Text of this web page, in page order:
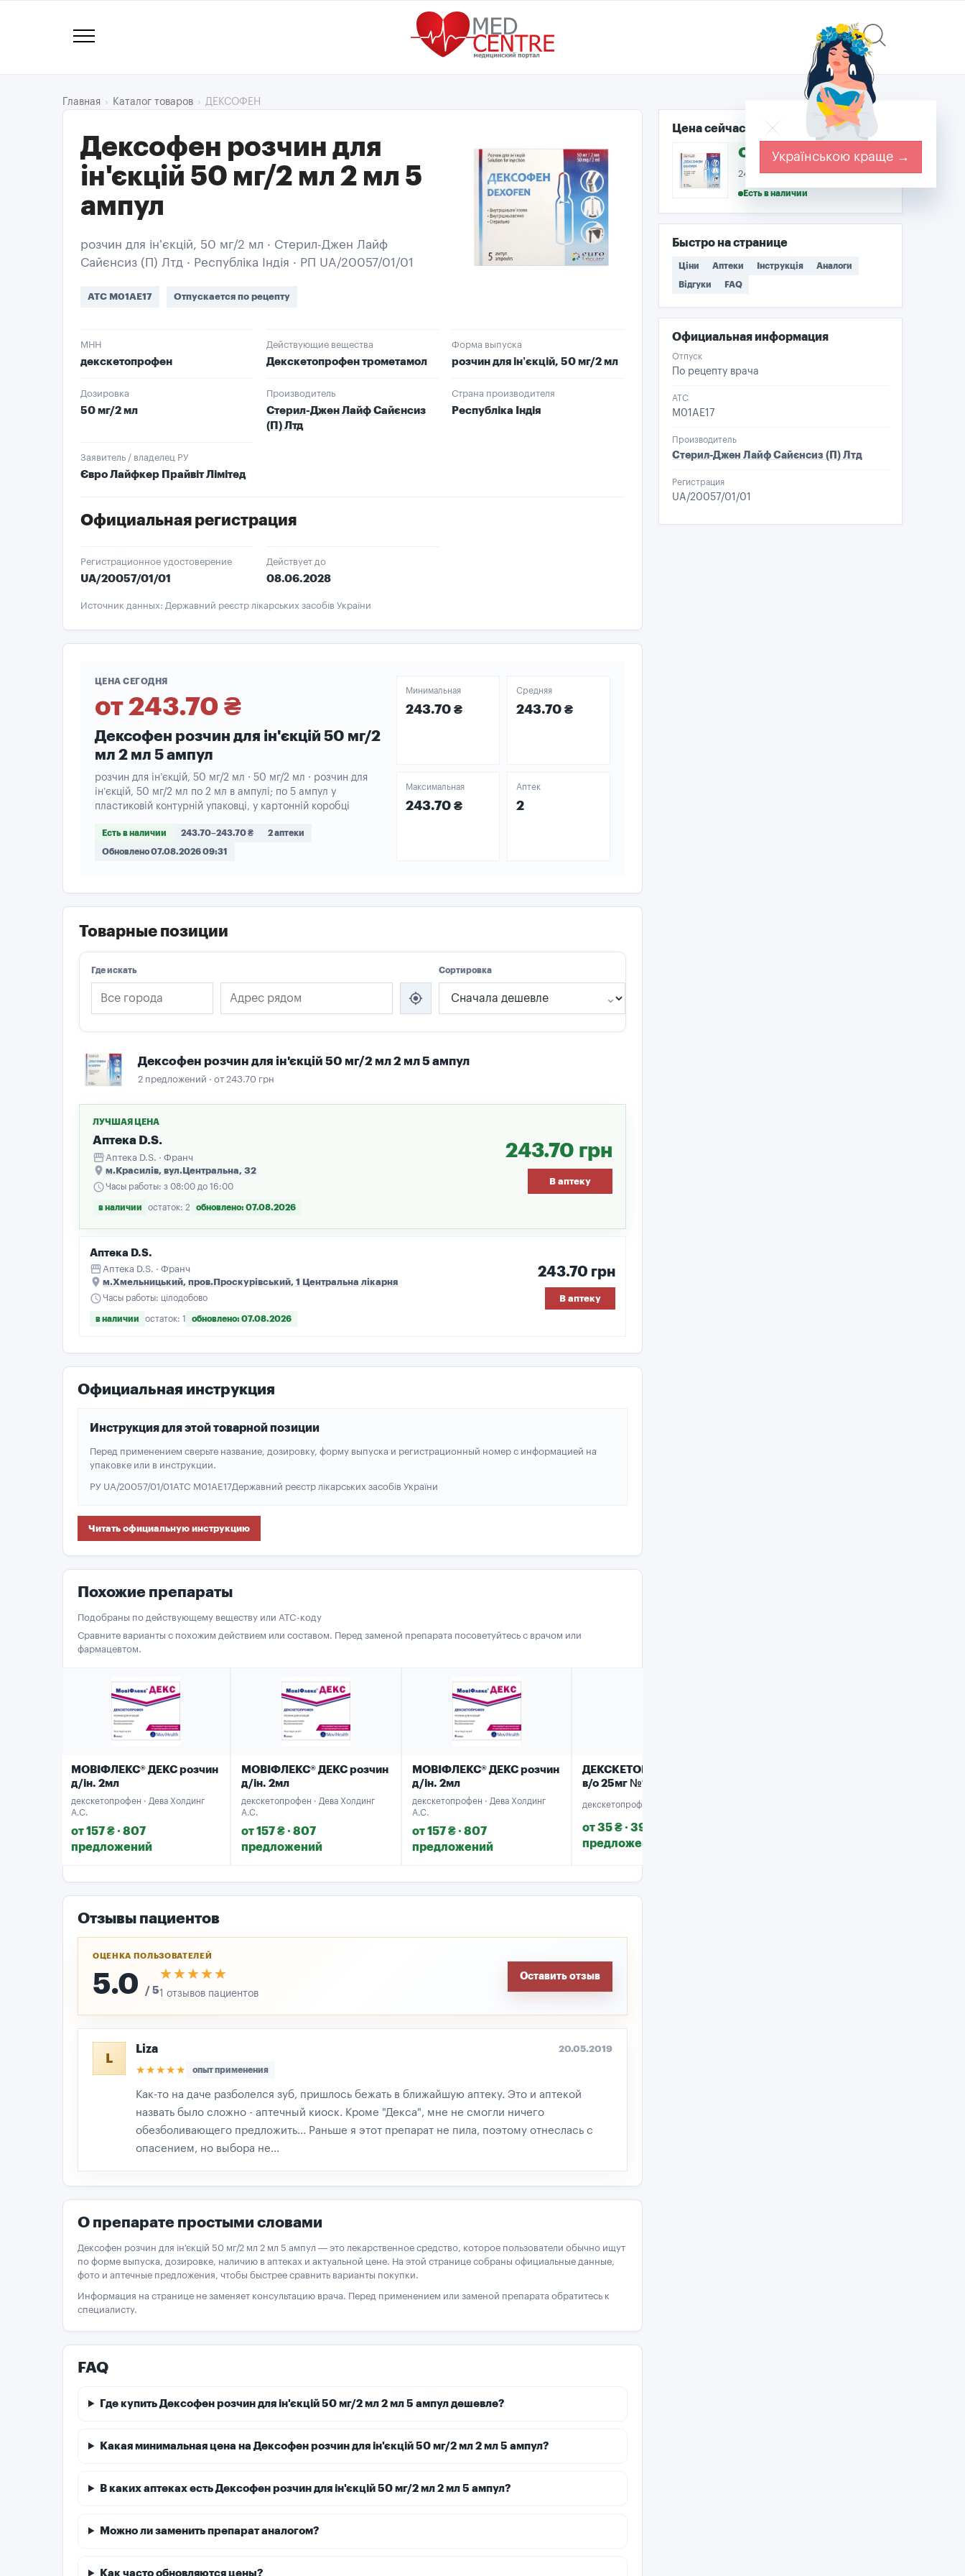
Главная Каталог товаров ДЕКСОФЕН
Дексофен розчин для
ін'єкцій 50 мг/2 мл 2 мл 5
ампул
розчин для ін’єкцій, 50 мг/2 мл · Стерил-Джен Лайф
Сайєнсиз (П) Лтд · Республіка Індія · РП UA/20057/01/01
ATC M01AE17 Отпускается по рецепту
МНН
декскетопрофен
Действующие вещества
Декскетопрофен трометамол
Форма выпуска
розчин для ін’єкцій, 50 мг/2 мл
Дозировка
50 мг/2 мл
Производитель
Стерил-Джен Лайф Сайєнсиз
(П) Лтд
Страна производителя
Республіка Індія
Заявитель / владелец РУ
Євро Лайфкер Прайвіт Лімітед
Официальная регистрация
Регистрационное удостоверение
UA/20057/01/01
Действует до
08.06.2028
Источник данных: Державний реєстр лікарських засобів України
ЦЕНА СЕГОДНЯ
от 243.70 ₴
Дексофен розчин для ін'єкцій 50 мг/2
мл 2 мл 5 ампул
розчин для ін’єкцій, 50 мг/2 мл · 50 мг/2 мл · розчин для
ін’єкцій, 50 мг/2 мл по 2 мл в ампулі; по 5 ампул у
пластиковій контурній упаковці, у картонній коробці
Есть в наличии 243.70–243.70 ₴ 2 аптеки
Обновлено 07.08.2026 09:31
Минимальная
243.70 ₴
Средняя
243.70 ₴
Максимальная
243.70 ₴
Аптек
2
Товарные позиции
Где искать Сортировка
my_location
Дексофен розчин для ін'єкцій 50 мг/2 мл 2 мл 5 ампул
2 предложений · от 243.70 грн
ЛУЧШАЯ ЦЕНА
Аптека D.S.
storefront Аптека D.S. · Франч
place м.Красилів, вул.Центральна, 32
scheduleЧасы работы: з 08:00 до 16:00
в наличии остаток: 2 обновлено: 07.08.2026
243.70 грн
В аптеку
Аптека D.S.
storefront Аптека D.S. · Франч
place м.Хмельницький, пров.Проскурівський, 1 Центральна лікарня
scheduleЧасы работы: цілодобово
в наличии остаток: 1 обновлено: 07.08.2026
243.70 грн
В аптеку
Официальная инструкция
Инструкция для этой товарной позиции
Перед применением сверьте название, дозировку, форму выпуска и регистрационный номер с информацией на
упаковке или в инструкции.
РУ UA/20057/01/01ATC M01AE17Державний реєстр лікарських засобів України
Читать официальную инструкцию
Похожие препараты
Подобраны по действующему веществу или ATC-коду
Сравните варианты с похожим действием или составом. Перед заменой препарата посоветуйтесь с врачом или
фармацевтом.
МОВІФЛЕКС® ДЕКС розчин
д/ін. 2мл
декскетопрофен · Дева Холдинг
А.С.
от 157 ₴ · 807
предложений
МОВІФЛЕКС® ДЕКС розчин
д/ін. 2мл
декскетопрофен · Дева Холдинг
А.С.
от 157 ₴ · 807
предложений
МОВІФЛЕКС® ДЕКС розчин
д/ін. 2мл
декскетопрофен · Дева Холдинг
А.С.
от 157 ₴ · 807
предложений
ДЕКСКЕТОПРОФЕН табл.
в/о 25мг №10
декскетопрофен · АТ "Лубнифарм"
от 35 ₴ · 394
предложений
Отзывы пациентов
ОЦЕНКА ПОЛЬЗОВАТЕЛЕЙ
5.0 / 5
★★★★★
★★★★★
1 отзывов пациентов
Оставить отзыв
L
Liza 20.05.2019
★★★★★ опыт применения
Как-то на даче разболелся зуб, пришлось бежать в ближайшую аптеку. Это и аптекой
назвать было сложно - аптечный киоск. Кроме "Декса", мне не смогли ничего
обезболивающего предложить... Раньше я этот препарат не пила, поэтому отнеслась с
опасением, но выбора не...
О препарате простыми словами
Дексофен розчин для ін'єкцій 50 мг/2 мл 2 мл 5 ампул — это лекарственное средство, которое пользователи обычно ищут
по форме выпуска, дозировке, наличию в аптеках и актуальной цене. На этой странице собраны официальные данные,
фото и аптечные предложения, чтобы быстрее сравнить варианты покупки.
Информация на странице не заменяет консультацию врача. Перед применением или заменой препарата обратитесь к
специалисту.
FAQ
Где купить Дексофен розчин для ін'єкцій 50 мг/2 мл 2 мл 5 ампул дешевле?
Какая минимальная цена на Дексофен розчин для ін'єкцій 50 мг/2 мл 2 мл 5 ампул?
В каких аптеках есть Дексофен розчин для ін'єкцій 50 мг/2 мл 2 мл 5 ампул?
Можно ли заменить препарат аналогом?
Как часто обновляются цены?
Цена сейчас
от 243.70 ₴
243.70–243.70 ₴ · 2 аптек
Есть в наличии
Быстро на странице
Ціни Аптеки Інструкція Аналоги
Відгуки FAQ
Официальная информация
Отпуск
По рецепту врача
ATC
M01AE17
Производитель
Стерил-Джен Лайф Сайєнсиз (П) Лтд
Регистрация
UA/20057/01/01
Українською краще →